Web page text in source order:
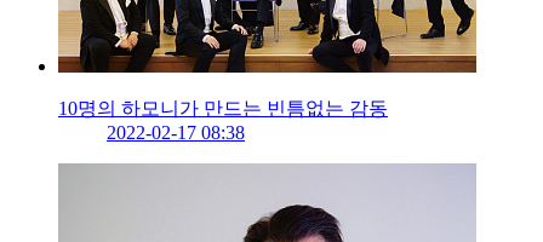
10명의 하모니가 만드는 빈틈없는 감동
2022-02-17 08:38